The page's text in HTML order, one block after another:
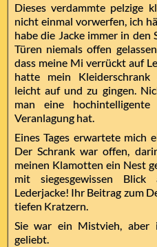
Dieses verdammte pelzige
nicht einmal vorwerfen, ich
habe die Jacke immer in den
Türen niemals offen
dass meine Mi verrückt auf
hatte mein Kleiderschrank
leicht auf und zu gingen.
man eine
Veranlagung hat.
Eines Tages erwartete mich
Der Schrank war offen,
meinen Klamotten ein Nest
mit siegesgewissen
Lederjacke! Ihr Beitrag zum
tiefen Kratzern.
Sie war ein Mistvieh, aber
geliebt.